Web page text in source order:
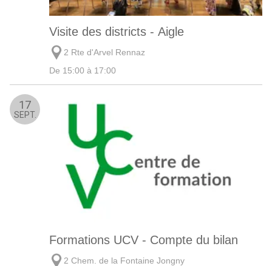
Visite des districts - Aigle
2 Rte d'Arvel Rennaz
De 15:00 à 17:00
17
SEPT.
Formations UCV - Compte du bilan
2 Chem. de la Fontaine Jongny